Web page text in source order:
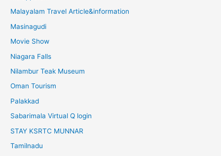
Malayalam Travel Article&information
Masinagudi
Movie Show
Niagara Falls
Nilambur Teak Museum
Oman Tourism
Palakkad
Sabarimala Virtual Q login
STAY KSRTC MUNNAR
Tamilnadu